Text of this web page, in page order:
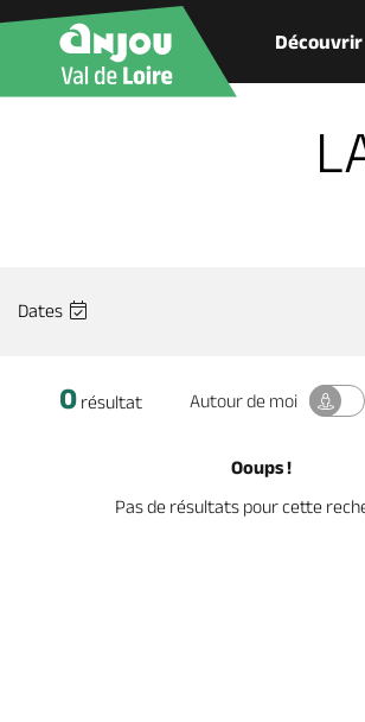
Découvrir
Dates
0 résultat Autourde moi
Ooups !
Pas de résultats pour cette